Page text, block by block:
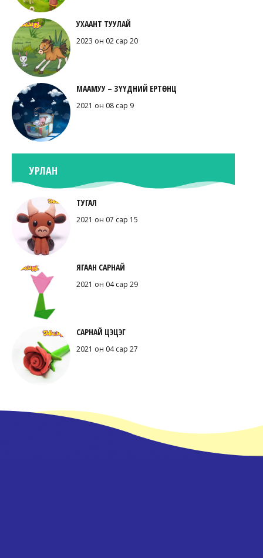
УХААНТ ТУУЛАЙ
2023 он 02 сар 20
МААМУУ – ЗҮҮДНИЙ ЕРТӨНЦ
2021 он 08 сар 9
УРЛАН
ТУГАЛ
2021 он 07 сар 15
ЯГААН САРНАЙ
2021 он 04 сар 29
САРНАЙ ЦЭЦЭГ
2021 он 04 сар 27